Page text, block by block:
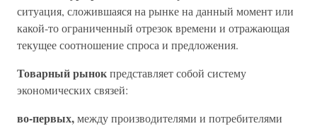
ситуация, сложившаяся на рынке на данный момент или
какой-то ограниченный отрезок времени и отражающая
текущее соотношение спроса и предложения.
Товарный рынокпредставляет собой систему
экономических связей:
во-первых,между производителями и потребителями